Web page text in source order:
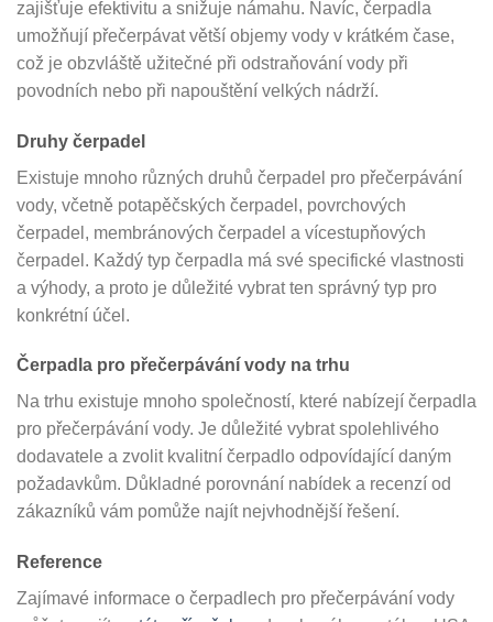
zajišťuje efektivitu a snižuje námahu. Navíc, čerpadla
umožňují přečerpávat větší objemy vody v krátkém čase,
což je obzvláště užitečné při odstraňování vody při
povodních nebo při napouštění velkých nádrží.
Druhy čerpadel
Existuje mnoho různých druhů čerpadel pro přečerpávání
vody, včetně potapěčských čerpadel, povrchových
čerpadel, membránových čerpadel a vícestupňových
čerpadel. Každý typ čerpadla má své specifické vlastnosti
a výhody, a proto je důležité vybrat ten správný typ pro
konkrétní účel.
Čerpadla pro přečerpávání vody na trhu
Na trhu existuje mnoho společností, které nabízejí čerpadla
pro přečerpávání vody. Je důležité vybrat spolehlivého
dodavatele a zvolit kvalitní čerpadlo odpovídající daným
požadavkům. Důkladné porovnání nabídek a recenzí od
zákazníků vám pomůže najít nejvhodnější řešení.
Reference
Zajímavé informace o čerpadlech pro přečerpávání vody